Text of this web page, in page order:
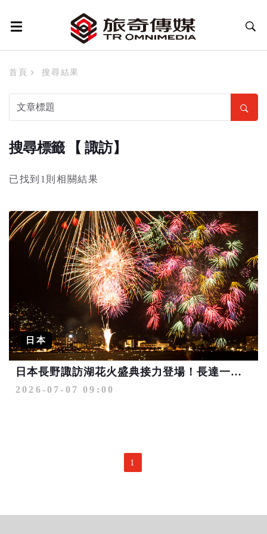
首頁 搜尋結果
搜尋標籤 【 諏訪】
已找到1則相關結果
日本
日本長野諏訪湖花火盛典接力登場！長達一個月天天都有煙火看
2026-07-07 09:00
1